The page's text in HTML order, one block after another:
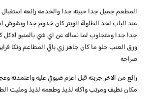
المطعم جميل جدا حبيته جدا والخدمه رائعه
عند الباب لحد الطاولة الويتر كان خدوم جدا
جدا جدا ومتجاوب لما نساله عن اي شي بالمنيو الاكل
ورق العنب حلو ما كان جاهز زي باقي المطاعم وتكا
صراحه
رائع من الاخر جربته قبل اعزم ضيوفي عليه واعتمدته
مكان نظيف ومرتب واكله لذيذ وطعمه لذيذ ومليت